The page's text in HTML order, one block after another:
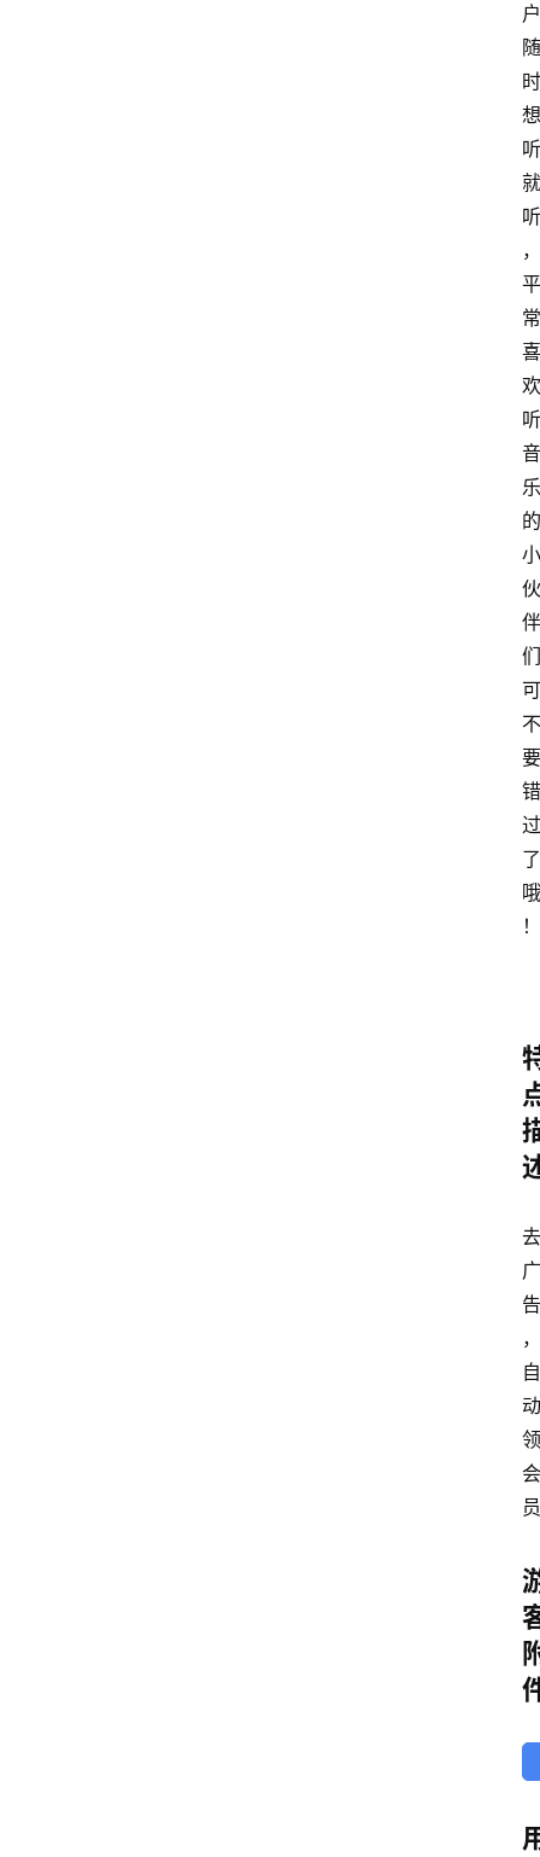
户
随
时
想
听
就
听
，
平
常
喜
欢
听
音
乐
的
小
伙
伴
们
可
不
要
错
过
了
哦
！
去
广
告
，
自
动
领
会
员